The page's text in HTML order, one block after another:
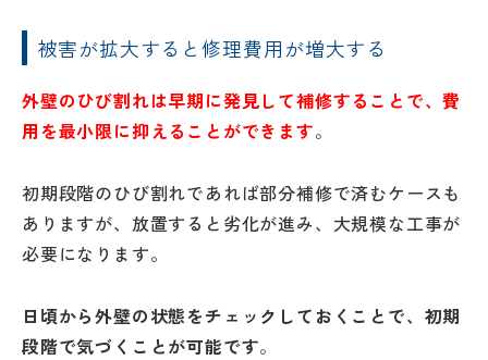
被害が拡大すると修理費用が増大する
外壁のひび割れは早期に発見して補修することで、費
用を最小限に抑えることができます。
初期段階のひび割れであれば部分補修で済むケースも
ありますが、放置すると劣化が進み、大規模な工事が
必要になります。
日頃から外壁の状態をチェックしておくことで、初期
段階で気づくことが可能です。